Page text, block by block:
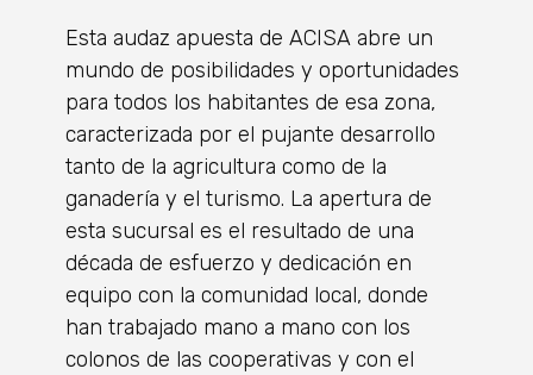
Esta audaz apuesta de ACISA abre un
mundo de posibilidades y oportunidades
para todos los habitantes de esa zona,
caracterizada por el pujante desarrollo
tanto de la agricultura como de la
ganadería y el turismo. La apertura de
esta sucursal es el resultado de una
década de esfuerzo y dedicación en
equipo con la comunidad local, donde
han trabajado mano a mano con los
colonos de las cooperativas y con el